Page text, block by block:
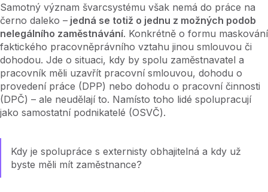
Samotný význam švarcsystému však nemá do práce na
černo daleko – jedná se totiž o jednu z možných podob
nelegálního zaměstnávání. Konkrétně o formu maskování
faktického pracovněprávního vztahu jinou smlouvou či
dohodou. Jde o situaci, kdy by spolu zaměstnavatel a
pracovník měli uzavřít pracovní smlouvou, dohodu o
provedení práce (DPP) nebo dohodu o pracovní činnosti
(DPČ) – ale neudělají to. Namísto toho lidé spolupracují
jako samostatní podnikatelé (OSVČ).
Kdy je spolupráce s externisty obhajitelná a kdy už
byste měli mít zaměstnance?